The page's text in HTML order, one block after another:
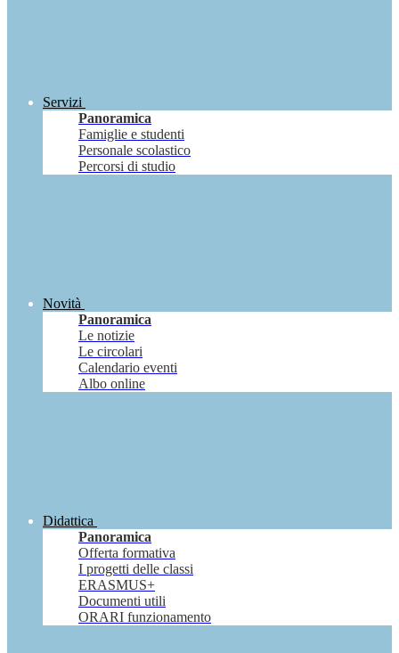
Servizi
Panoramica
Famiglie e studenti
Personale scolastico
Percorsi di studio
Novità
Panoramica
Le notizie
Le circolari
Calendario eventi
Albo online
Didattica
Panoramica
Offerta formativa
I progetti delle classi
ERASMUS+
Documenti utili
ORARI funzionamento